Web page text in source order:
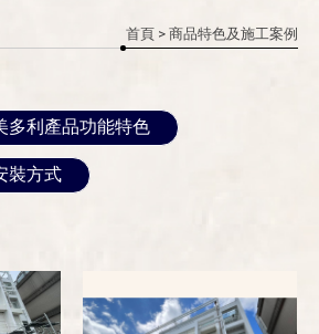
首頁 > 商品特色及施工案例
多利產品功能特色
裝方式